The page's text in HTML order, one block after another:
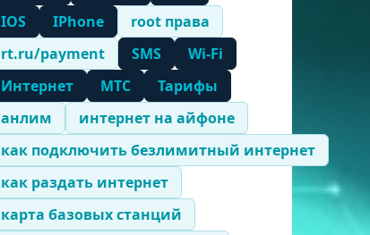
IOS
IPhone
root права
rt.ru/payment
SMS
Wi-Fi
Интернет
МТС
Тарифы
анлим
интернет на айфоне
как подключить безлимитный интернет
как раздать интернет
карта базовых станций